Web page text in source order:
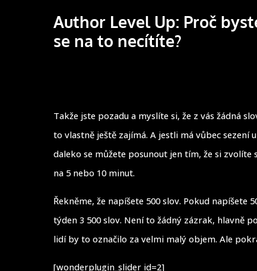
Author Level Up: Proč
se na to necítíte?
Takže jste pozadu a myslíte si, že z vás žádná
to vlastně ještě zajímá. A jestli má vůbec sezení
daleko se můžete posunout jen tím, že si
na 5 nebo 10 minut.
Řekněme, že napíšete 500 slov. Pokud napíšete
týden 3 500 slov. Není to žádný zázrak, hlavně
lidí by to označilo za velmi malý objem. Ale
[wonderplugin_slider id=2]